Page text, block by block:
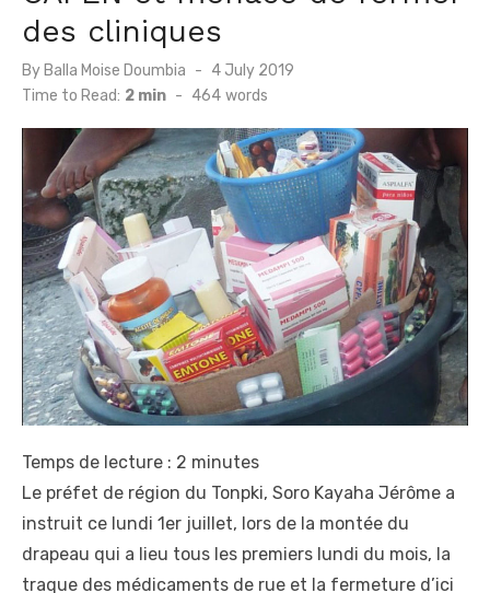
des cliniques
By Balla Moise Doumbia
Posted
on
4 July 2019
Time to Read: 2 min - 464 words
Temps de lecture : 2 minutes
Le préfet de région du Tonpki, Soro Kayaha Jérôme a
instruit ce lundi 1er juillet, lors de la montée du
drapeau qui a lieu tous les premiers lundi du mois, la
traque des médicaments de rue et la fermeture d’ici